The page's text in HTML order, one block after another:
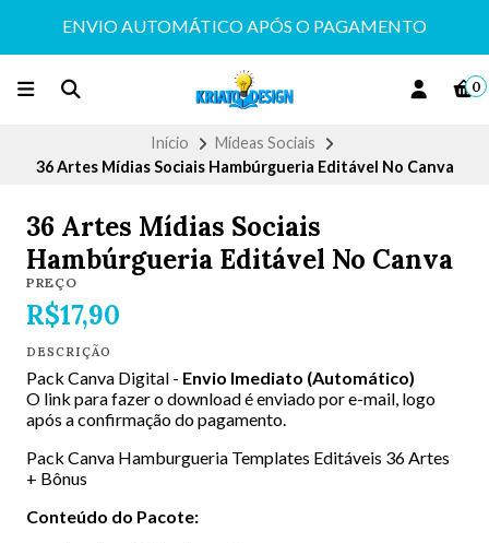
ENVIO AUTOMÁTICO APÓS O PAGAMENTO
0
Início
Mídeas Sociais
36 Artes Mídias Sociais Hambúrgueria Editável No Canva
36 Artes Mídias Sociais
Hambúrgueria Editável No Canva
PREÇO
R$17,90
DESCRIÇÃO
Pack Canva Digital - Envio Imediato (Automático)
O link para fazer o download é enviado por e-mail, logo
após a confirmação do pagamento.
Pack Canva Hamburgueria Templates Editáveis 36 Artes
+ Bônus
Conteúdo do Pacote: